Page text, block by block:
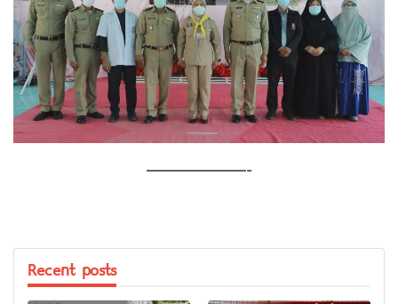
———————-
Recent posts